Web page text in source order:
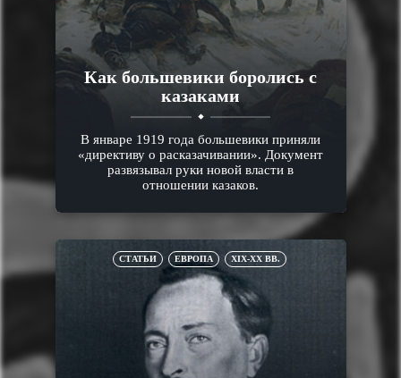
Как большевики боролись с
казаками
В январе 1919 года большевики приняли
«директиву о расказачивании». Документ
развязывал руки новой власти в
отношении казаков.
СТАТЬИ ЕВРОПА XIX-XX ВВ.